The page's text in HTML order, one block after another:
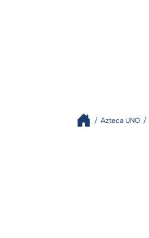
Azteca UNO